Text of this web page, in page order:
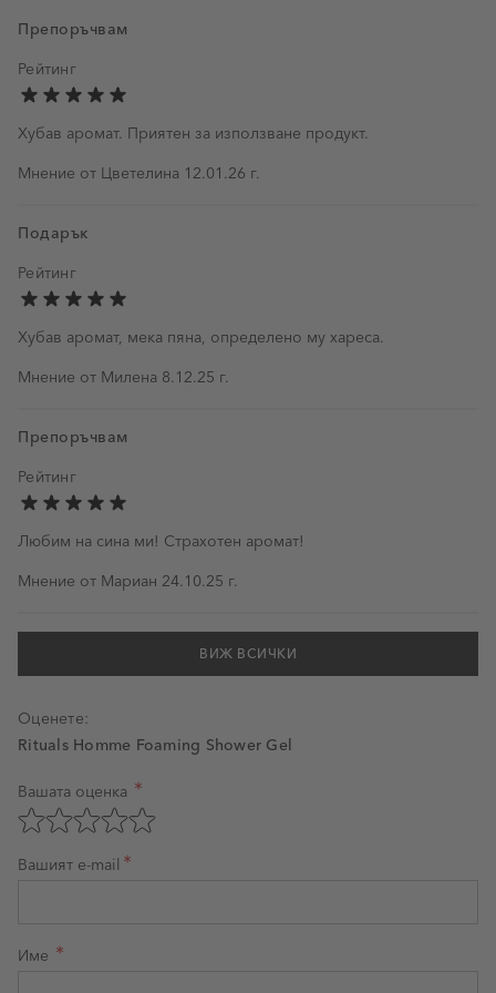
Препоръчвам
Рейтинг
Хубав аромат. Приятен за използване продукт.
Мнение от Цветелина 12 януари 2026 г.
12.01.26 г.
Подарък
Рейтинг
Хубав аромат, мека пяна, определено му хареса.
Мнение от Милена 8 декември 2025 г.
8.12.25 г.
Препоръчвам
Рейтинг
Любим на сина ми! Страхотен аромат!
Мнение от Мариан 24 октомври 2025 г.
24.10.25 г.
ВИЖ ВСИЧКИ
Оценете:
Rituals Homme Foaming Shower Gel
Оценка на продукт
Вашата оценка
Оценете с 1 звезда от 5
Оценете с 2 звезди от 5
Оценете с 3 звезди от 5
Оценете с 4 звезди от 5
Оценете с 5 звезди от 5
Вашият e-mail
Име